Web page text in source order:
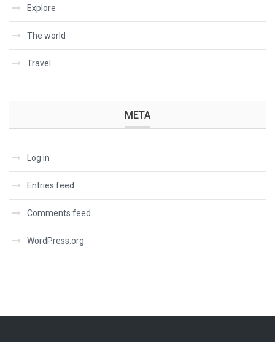
Explore
The world
Travel
META
Log in
Entries feed
Comments feed
WordPress.org